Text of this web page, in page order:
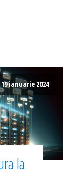
19 ianuarie 2024
la